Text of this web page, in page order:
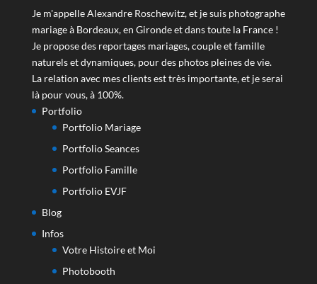
Je m'appelle Alexandre Roschewitz, et je suis photographe
mariage à Bordeaux, en Gironde et dans toute la France !
Je propose des reportages mariages, couple et famille
naturels et dynamiques, pour des photos pleines de vie.
La relation avec mes clients est très importante, et je serai
là pour vous, à 100%.
Portfolio
Portfolio Mariage
Portfolio Seances
Portfolio Famille
Portfolio EVJF
Blog
Infos
Votre Histoire et Moi
Photobooth